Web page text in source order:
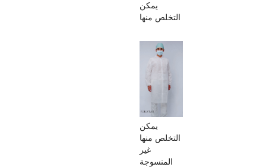
يمكن
التخلص منها
يمكن
التخلص منها
غير
المنسوجة